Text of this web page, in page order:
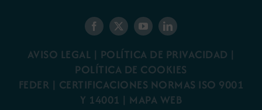
AVISO LEGAL | POLÍTICA DE PRIVACIDAD |
POLÍTICA DE COOKIES
FEDER | CERTIFICACIONES NORMAS ISO 9001
Y 14001 | MAPA WEB